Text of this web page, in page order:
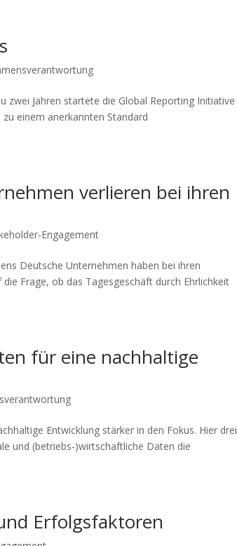
Jahren startete die Global Reporting Initiative
einem anerkannten Standard
verlieren bei ihren
Engagement
Deutsche Unternehmen haben bei ihren
Frage, ob das Tagesgeschäft durch Ehrlichkeit
für eine nachhaltige
Entwicklung stärker in den Fokus. Hier drei
und (betriebs-)wirtschaftliche Daten die
Erfolgsfaktoren